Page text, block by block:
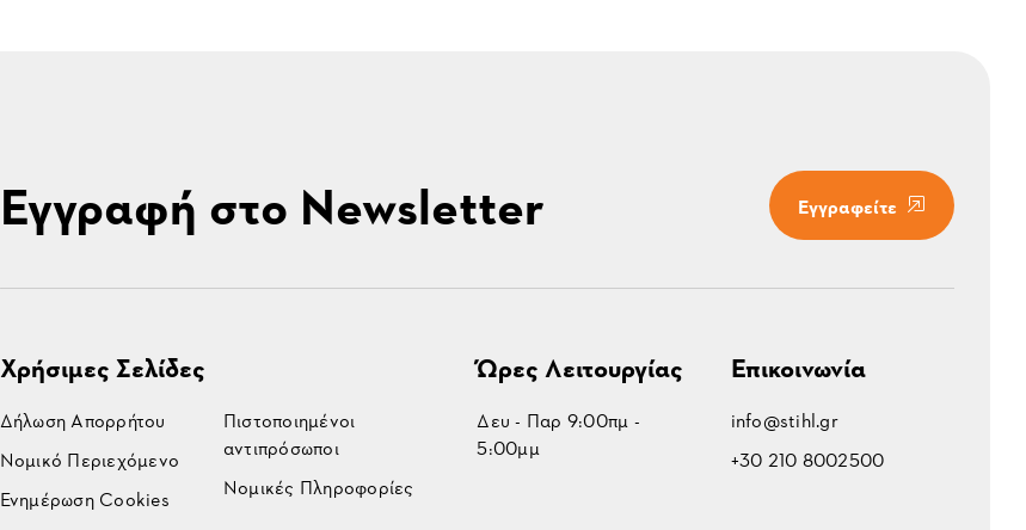
Εγγραφή στο Newsletter Εγγραφείτε
Χρήσιμες Σελίδες
Δήλωση Απορρήτου
Νομικό Περιεχόμενο
Ενημέρωση Cookies
Πιστοποιημένοι
αντιπρόσωποι
Νομικές Πληροφορίες
Ώρες Λειτουργίας
Δευ - Παρ 9:00πμ -
5:00μμ
Επικοινωνία
info@stihl.gr
+30 210 8002500